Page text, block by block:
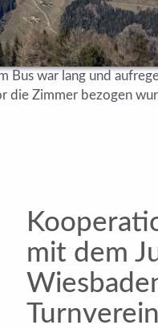
Bus war lang und
die Zimmer bezogen
mit dem